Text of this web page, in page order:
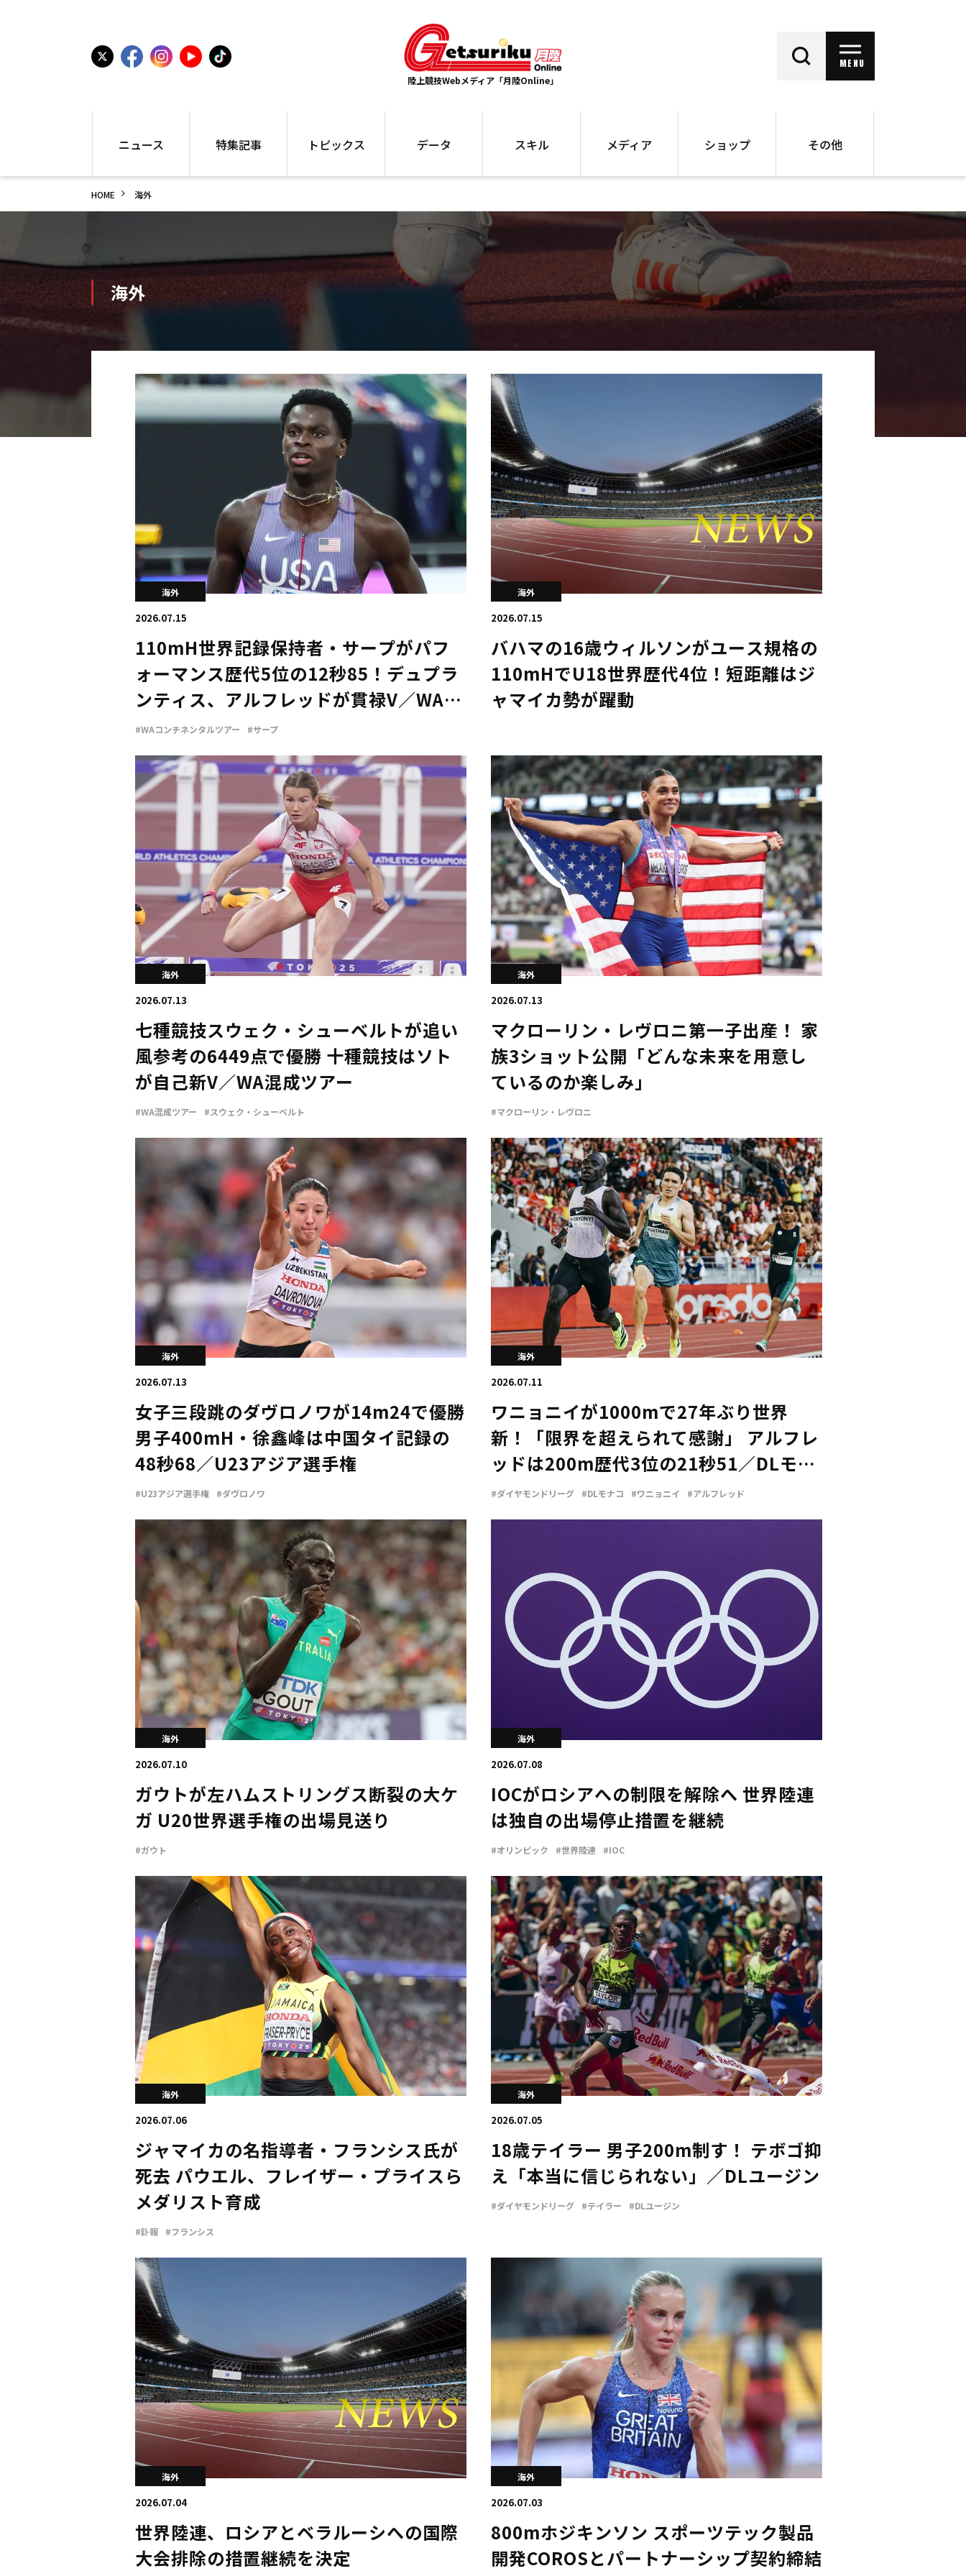
陸上競技Webメディア「月陸Online」
MENU
ニュース
国内
駅伝
高校
中学
世界陸上
海外
特集記事
特集
アラカルト
トピックス
インフォ
プレゼント
データ
最高記録
世界大会
国内大会
駅伝データ
選手名鑑
スキル
お役立ち情報
メディア
大会ギャラリー
写真記事
ショップ
バックナンバー
書籍
その他
HOME 海外
海外
海外
2026.07.15
110mH世界記録保持者・サープがパフ
ォーマンス歴代5位の12秒85！デュプラ
ンティス、アルフレッドが貫禄V／WAコ
ンチネンタルツアー
#WAコンチネンタルツアー #サープ
海外
2026.07.15
バハマの16歳ウィルソンがユース規格の
110mHでU18世界歴代4位！短距離はジ
ャマイカ勢が躍動
海外
2026.07.13
七種競技スウェク・シューベルトが追い
風参考の6449点で優勝 十種競技はソト
が自己新V／WA混成ツアー
#WA混成ツアー #スウェク・シューベルト
海外
2026.07.13
マクローリン・レヴロニ第一子出産！ 家
族3ショット公開「どんな未来を用意し
ているのか楽しみ」
#マクローリン・レヴロニ
海外
2026.07.13
女子三段跳のダヴロノワが14m24で優勝
男子400mH・徐鑫峰は中国タイ記録の
48秒68／U23アジア選手権
#U23アジア選手権 #ダヴロノワ
海外
2026.07.11
ワニョニイが1000mで27年ぶり世界
新！「限界を超えられて感謝」 アルフレ
ッドは200m歴代3位の21秒51／DLモナ
コ
#ダイヤモンドリーグ #DLモナコ #ワニョニイ #アルフレッド
海外
2026.07.10
ガウトが左ハムストリングス断裂の大ケ
ガ U20世界選手権の出場見送り
#ガウト
海外
2026.07.08
IOCがロシアへの制限を解除へ 世界陸連
は独自の出場停止措置を継続
#オリンピック #世界陸連 #IOC
海外
2026.07.06
ジャマイカの名指導者・フランシス氏が
死去 パウエル、フレイザー・プライスら
メダリスト育成
#訃報 #フランシス
海外
2026.07.05
18歳テイラー 男子200m制す！ テボゴ抑
え「本当に信じられない」／DLユージン
#ダイヤモンドリーグ #テイラー #DLユージン
海外
2026.07.04
世界陸連、ロシアとベラルーシへの国際
大会排除の措置継続を決定
海外
2026.07.03
800mホジキンソン スポーツテック製品
開発COROSとパートナーシップ契約締結